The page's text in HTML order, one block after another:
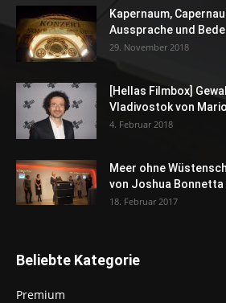
Kapernaum,
Aussprache und
29. November 2018
[Hellas Filmbox]
Vladivostok von
4. Februar 2018
Meer ohne
von Joshua Bonnetta
18. Februar 2017
Beliebte Kategorie
Premium